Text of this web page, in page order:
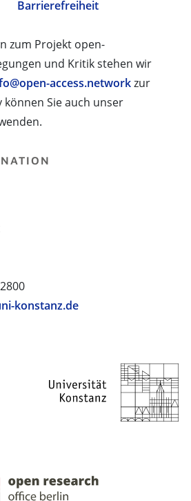
Barrierefreiheit
zum Projekt open-
und Kritik stehen wir
access.networkzur
Sie auch unser
konstanz.de